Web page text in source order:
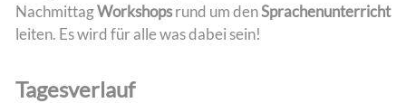
NachmittagWorkshopsrund um denSprachenunterricht
leiten. Es wird für alle was dabei sein!
Tagesverlauf